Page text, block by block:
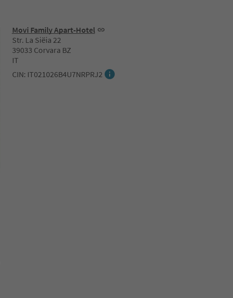
Movi Family Apart-Hotel
Str. La Siëia 22
39033 Corvara BZ
IT
CIN: IT021026B4U7NRPRJ2